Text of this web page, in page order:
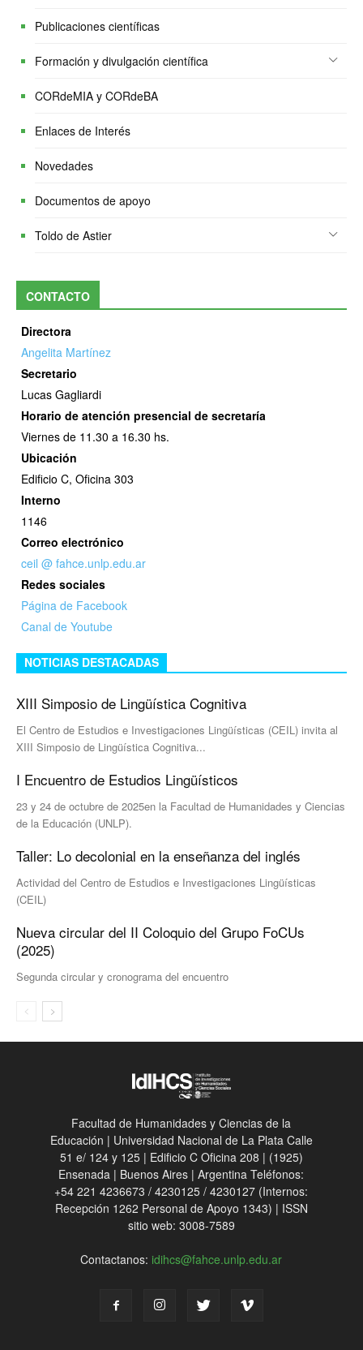
Publicaciones científicas
Formación y divulgación científica
CORdeMIA y CORdeBA
Enlaces de Interés
Novedades
Documentos de apoyo
Toldo de Astier
CONTACTO
Directora
Angelita Martínez
Secretario
Lucas Gagliardi
Horario de atención presencial de secretaría
Viernes de 11.30 a 16.30 hs.
Ubicación
Edificio C, Oficina 303
Interno
1146
Correo electrónico
ceil @ fahce.unlp.edu.ar
Redes sociales
Página de Facebook
Canal de Youtube
NOTICIAS DESTACADAS
XIII Simposio de Lingüística Cognitiva
El Centro de Estudios e Investigaciones Lingüísticas (CEIL) invita al
XIII Simposio de Lingüística Cognitiva...
I Encuentro de Estudios Lingüísticos
23 y 24 de octubre de 2025en la Facultad de Humanidades y Ciencias
de la Educación (UNLP).
Taller: Lo decolonial en la enseñanza del inglés
Actividad del Centro de Estudios e Investigaciones Lingüísticas
(CEIL)
Nueva circular del II Coloquio del Grupo FoCUs
(2025)
Segunda circular y cronograma del encuentro
Facultad de Humanidades y Ciencias de la
Educación | Universidad Nacional de La Plata Calle
51 e/ 124 y 125 | Edificio C Oficina 208 | (1925)
Ensenada | Buenos Aires | Argentina Teléfonos:
+54 221 4236673 / 4230125 / 4230127 (Internos:
Recepción 1262 Personal de Apoyo 1343) | ISSN
sitio web: 3008-7589
Contactanos: idihcs@fahce.unlp.edu.ar